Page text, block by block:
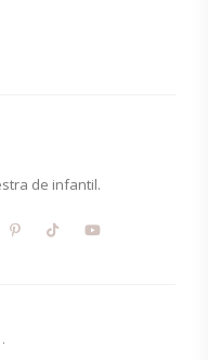
de infantil.